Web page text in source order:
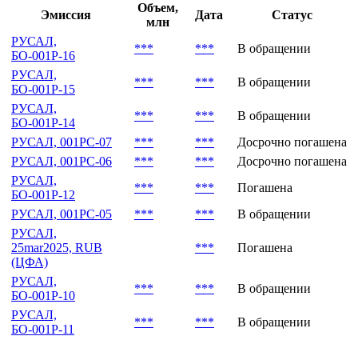
Эмиссия
Объем,
млн
Дата
Статус
РУСАЛ,
БО-001Р-16
*** ***
В обращении
РУСАЛ,
БО-001Р-15
*** ***
В обращении
РУСАЛ,
БО-001Р-14
*** ***
В обращении
РУСАЛ, 001PC-07
*** ***
Досрочно погашена
РУСАЛ, 001PC-06
*** ***
Досрочно погашена
РУСАЛ,
БО-001Р-12
*** ***
Погашена
РУСАЛ, 001PC-05
*** ***
В обращении
РУСАЛ,
25mar2025, RUB
(ЦФА)
*** Погашена
РУСАЛ,
БО-001Р-10
*** ***
В обращении
РУСАЛ,
БО-001Р-11
*** ***
В обращении